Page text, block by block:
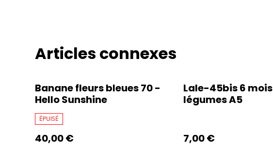
Articles connexes
Banane fleurs bleues 70 -
Hello Sunshine
ÉPUISÉ
40,00 €
Lale-45bis 6
légumes A5
7,00 €